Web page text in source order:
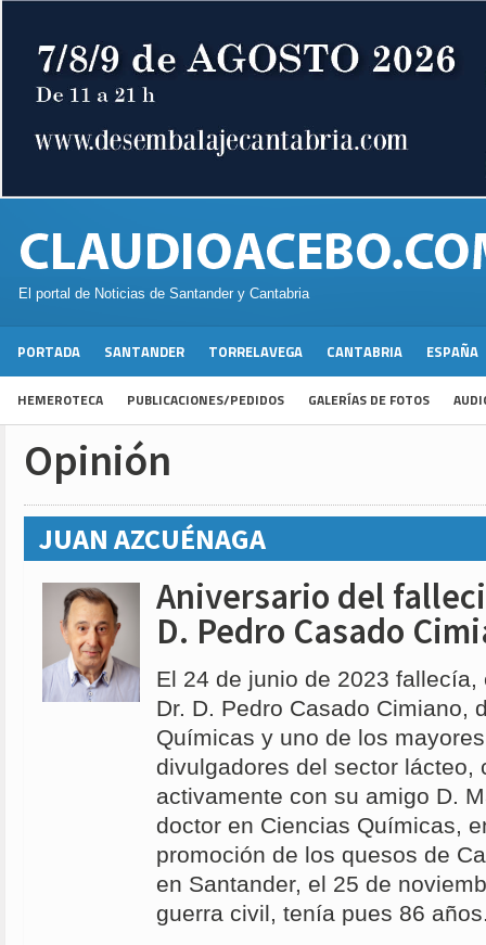
El portal de Noticias de Santander y Cantabria
PORTADA SANTANDER TORRELAVEGA CANTABRIA ESPAÑA
HEMEROTECA PUBLICACIONES/PEDIDOS GALERÍAS DE FOTOS
Opinión
JUAN AZCUÉNAGA
Aniversario del
D. Pedro Casado
El 24 de junio de 2023
Dr. D. Pedro Casado Cimiano,
Químicas y uno de los
divulgadores del sector lácteo,
activamente con su amigo D.
doctor en Ciencias Químicas,
promoción de los quesos de
en Santander, el 25 de
guerra civil, tenía pues 86